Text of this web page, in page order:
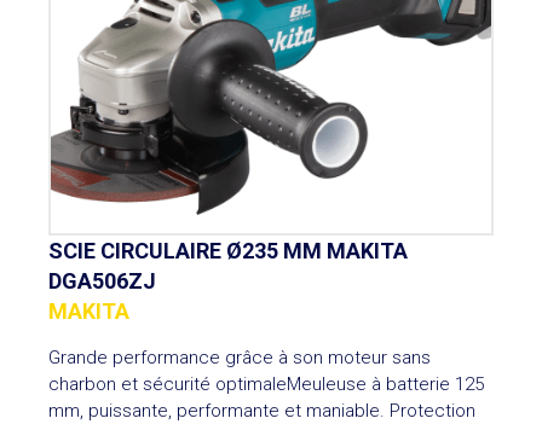
SCIE CIRCULAIRE Ø235 MM MAKITA
DGA506ZJ
MAKITA
Grande performance grâce à son moteur sans
charbon et sécurité optimaleMeuleuse à batterie 125
mm, puissante, performante et maniable. Protection